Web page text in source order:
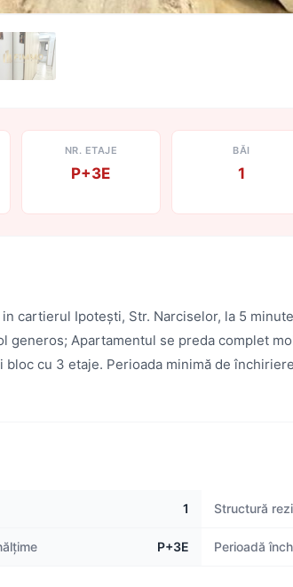
NR. ETAJE
P+3E
BĂI
1
cartierul Ipotești, Str. Narciselor, la 5
Apartamentul se preda complet
cu 3 etaje. Perioada minimă de
1 Structură
P+3E Perioadă